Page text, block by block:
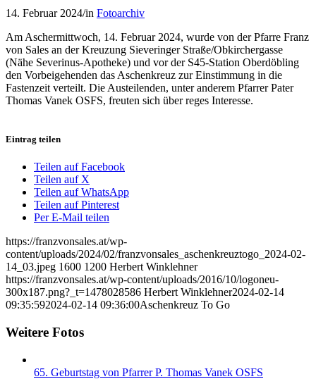
14. Februar 2024/in Fotoarchiv
Am Aschermittwoch, 14. Februar 2024, wurde von der Pfarre Franz
von Sales an der Kreuzung Sieveringer Straße/Obkirchergasse
(Nähe Severinus-Apotheke) und vor der S45-Station Oberdöbling
den Vorbeigehenden das Aschenkreuz zur Einstimmung in die
Fastenzeit verteilt. Die Austeilenden, unter anderem Pfarrer Pater
Thomas Vanek OSFS, freuten sich über reges Interesse.
Eintrag teilen
Teilen auf Facebook
Teilen auf X
Teilen auf WhatsApp
Teilen auf Pinterest
Per E-Mail teilen
https://franzvonsales.at/wp-
content/uploads/2024/02/franzvonsales_aschenkreuztogo_2024-02-
14_03.jpeg 1600 1200 Herbert Winklehner
https://franzvonsales.at/wp-content/uploads/2016/10/logoneu-
300x187.png?_t=1478028586 Herbert Winklehner2024-02-14
09:35:592024-02-14 09:36:00Aschenkreuz To Go
Weitere Fotos
65. Geburtstag von Pfarrer P. Thomas Vanek OSFS